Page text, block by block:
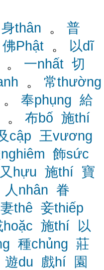
身thân 。 普
佛Phật 。 以dĩ
。 一nhất 切
。 常thường
。 奉phụng 給
。 布bố 施thí
cập 王vương
飾sức
又hựu 施thí 寶
人nhân 眷
妻thê 妾thiếp
hoặc 施thí
以
種chủng 莊
遊du 戲hí
園